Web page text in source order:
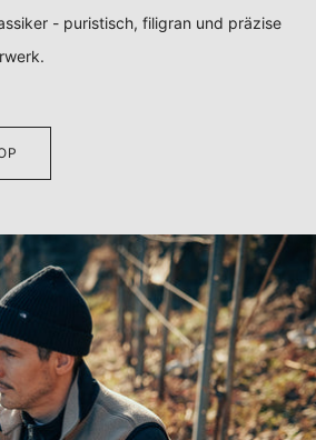
- puristisch, filigran und präzise